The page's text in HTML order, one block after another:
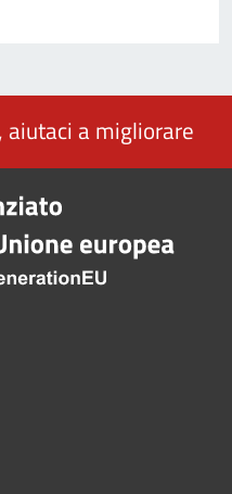
a migliorare